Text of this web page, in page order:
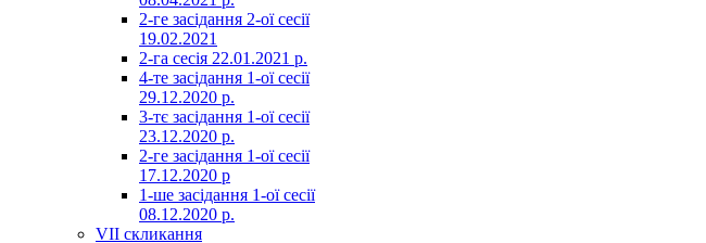
2-ге засідання 2-ої сесії
19.02.2021
2-га сесія 22.01.2021 р.
4-те засідання 1-ої сесії
29.12.2020 р.
3-тє засідання 1-ої сесії
23.12.2020 р.
2-ге засідання 1-ої сесії
17.12.2020 р
1-ше засідання 1-ої сесії
08.12.2020 р.
VII скликання